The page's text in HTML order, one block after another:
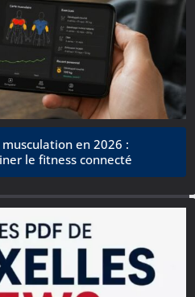
en 2026 :
le fitness connecté